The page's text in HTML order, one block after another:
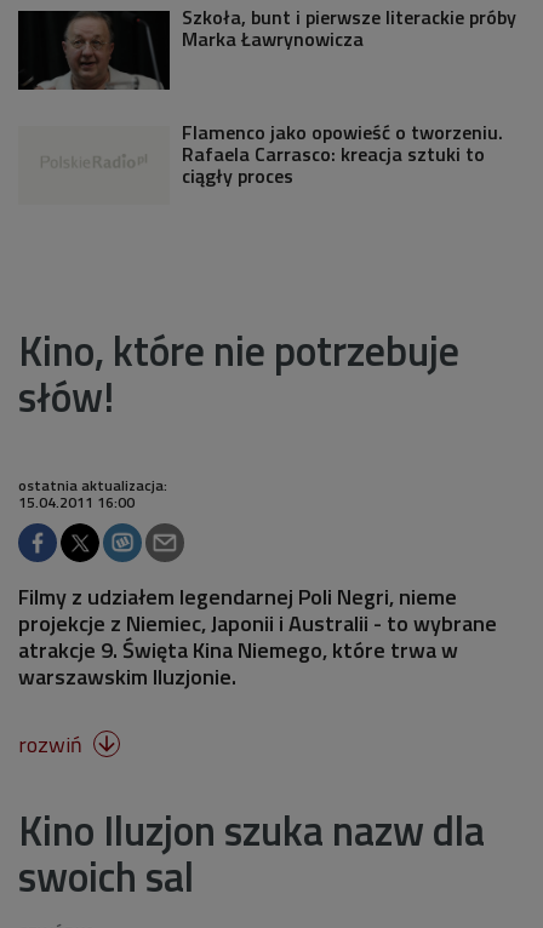
Szkoła, bunt i pierwsze literackie próby
Marka Ławrynowicza
Flamenco jako opowieść o tworzeniu.
Rafaela Carrasco: kreacja sztuki to
ciągły proces
Kino, które nie potrzebuje
słów!
ostatnia aktualizacja:
15.04.2011 16:00
Filmy z udziałem legendarnej Poli Negri, nieme
projekcje z Niemiec, Japonii i Australii - to wybrane
atrakcje 9. Święta Kina Niemego, które trwa w
warszawskim Iluzjonie.
rozwiń 
Kino Iluzjon szuka nazw dla
swoich sal